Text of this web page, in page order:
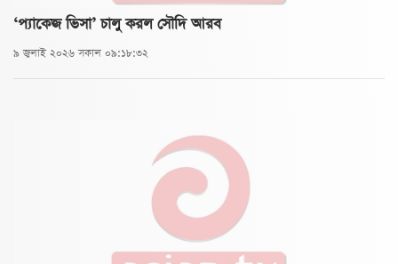
‘প্যাকেজ ভিসা’ চালু করল সৌদি আরব
৯ জুলাই ২০২৬ সকাল ০৯:১৮:৩২